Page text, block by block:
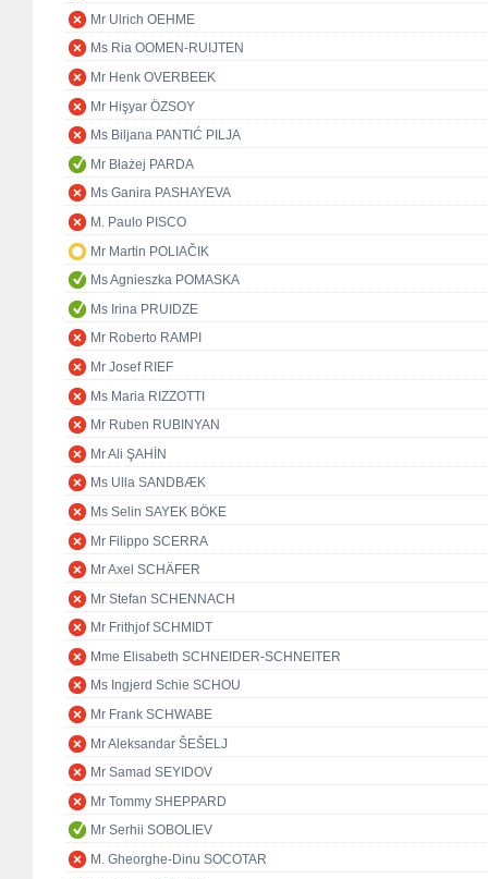
Mr Ulrich OEHME
Ms Ria OOMEN-RUIJTEN
Mr Henk OVERBEEK
Mr Hişyar ÖZSOY
Ms Biljana PANTIĆ PILJA
Mr Błażej PARDA
Ms Ganira PASHAYEVA
M. Paulo PISCO
Mr Martin POLIAČIK
Ms Agnieszka POMASKA
Ms Irina PRUIDZE
Mr Roberto RAMPI
Mr Josef RIEF
Ms Maria RIZZOTTI
Mr Ruben RUBINYAN
Mr Ali ŞAHİN
Ms Ulla SANDBÆK
Ms Selin SAYEK BÖKE
Mr Filippo SCERRA
Mr Axel SCHÄFER
Mr Stefan SCHENNACH
Mr Frithjof SCHMIDT
Mme Elisabeth SCHNEIDER-SCHNEITER
Ms Ingjerd Schie SCHOU
Mr Frank SCHWABE
Mr Aleksandar ŠEŠELJ
Mr Samad SEYIDOV
Mr Tommy SHEPPARD
Mr Serhii SOBOLIEV
M. Gheorghe-Dinu SOCOTAR